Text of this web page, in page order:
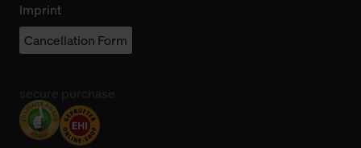
Imprint
Cancellation Form